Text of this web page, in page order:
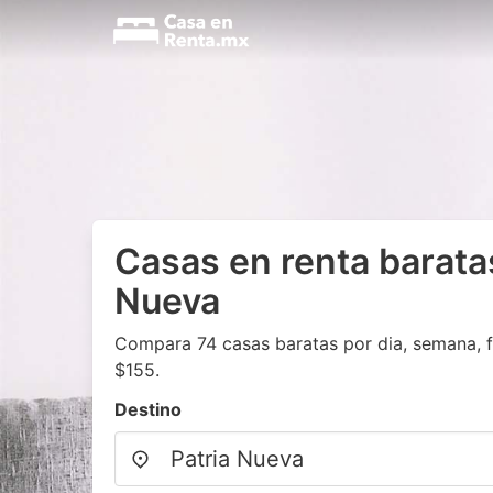
Casas en renta
Nueva
Compara 74 casas baratas por dia, semana,
$155.
Destino